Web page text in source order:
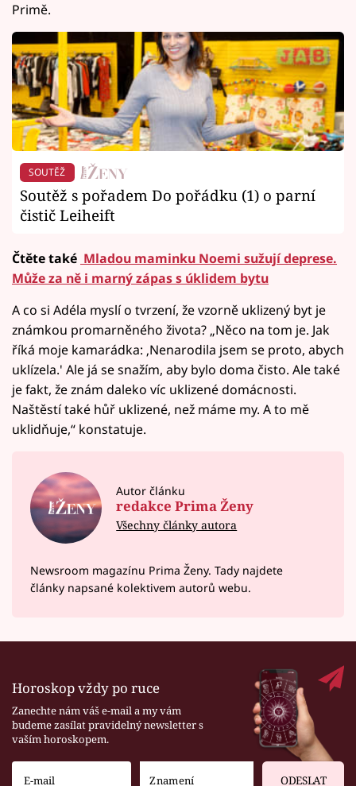
Primě.
SOUTĚŽ
Soutěž s pořadem Do pořádku (1) o parní
čistič Leiheift
Čtěte také Mladou maminku Noemi sužují deprese.
Může za ně i marný zápas s úklidem bytu
A co si Adéla myslí o tvrzení, že vzorně uklizený byt je
známkou promarněného života? „Něco na tom je. Jak
říká moje kamarádka: ‚Nenarodila jsem se proto, abych
uklízela.' Ale já se snažím, aby bylo doma čisto. Ale také
je fakt, že znám daleko víc uklizené domácnosti.
Naštěstí také hůř uklizené, než máme my. A to mě
uklidňuje,“ konstatuje.
Autor článku
redakce Prima Ženy
Všechny články autora
Newsroom magazínu Prima Ženy. Tady najdete
články napsané kolektivem autorů webu.
Horoskop vždy po ruce
Zanechte nám váš e-mail a my vám
budeme zasílat pravidelný newsletter s
vaším horoskopem.
ODESLAT